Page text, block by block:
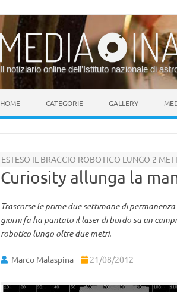
Il notiziario online dell’Istituto nazionale di
HOME CATEGORIE GALLERY
ESTESO IL BRACCIO ROBOTICO LUNGO 2
Curiosity allunga la
Trascorse le prime due settimane di
giorni fa ha puntato il laser di bordo su un
robotico lungo oltre due metri.
Marco Malaspina 21/08/2012